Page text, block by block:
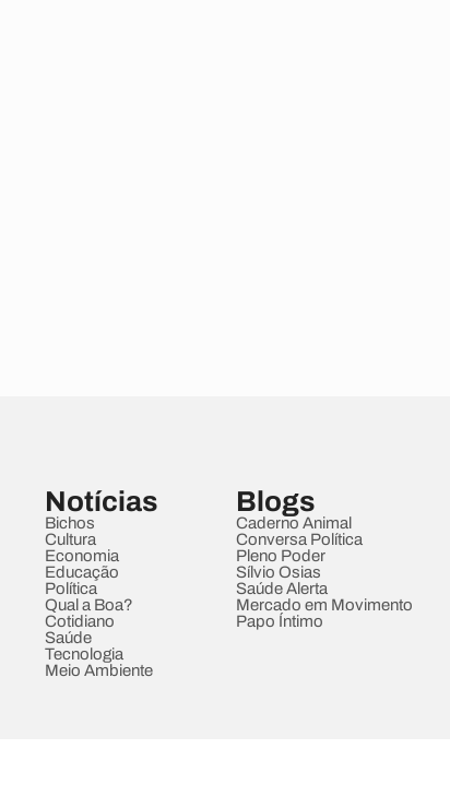
Notícias
Bichos
Cultura
Economia
Educação
Política
Qual a Boa?
Cotidiano
Saúde
Tecnologia
Meio Ambiente
Blogs
Caderno Animal
Conversa Política
Pleno Poder
Sílvio Osias
Saúde Alerta
Mercado em Movimento
Papo Íntimo